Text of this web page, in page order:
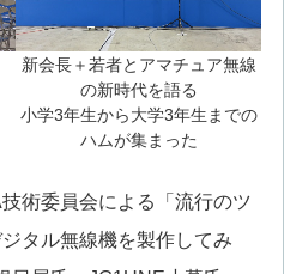
新会長＋若者とアマチュア無線
の新時代を語る
小学3年生から大学3年生までの
ハムが集まった
術委員会による「流行のツ
タル無線機を製作してみ